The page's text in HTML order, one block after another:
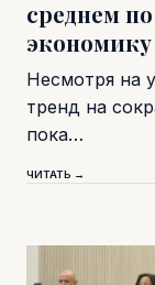
среднем
экономику
Несмотря на
тренд на
пока…
ЧИТАТЬ →